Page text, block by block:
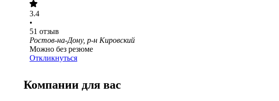
3.4
•
51 отзыв
Ростов-на-Дону, р-н Кировский
Можно без резюме
Откликнуться
Компании для вас